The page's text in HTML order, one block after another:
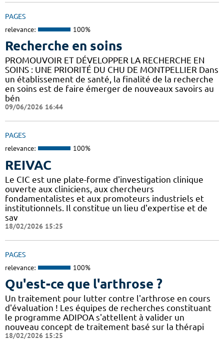
PAGES
relevance: 100%
Recherche en soins
PROMOUVOIR ET DÉVELOPPER LA RECHERCHE EN
SOINS : UNE PRIORITÉ DU CHU DE MONTPELLIER Dans
un établissement de santé, la finalité de la recherche
en soins est de faire émerger de nouveaux savoirs au
bén
09/06/2026 16:44
PAGES
relevance: 100%
REIVAC
Le CIC est une plate-forme d'investigation clinique
ouverte aux cliniciens, aux chercheurs
fondamentalistes et aux promoteurs industriels et
institutionnels. Il constitue un lieu d'expertise et de
sav
18/02/2026 15:25
PAGES
relevance: 100%
Qu'est-ce que l'arthrose ?
Un traitement pour lutter contre l'arthrose en cours
d'évaluation ! Les équipes de recherches constituant
le programme ADIPOA s'attellent à valider un
nouveau concept de traitement basé sur la thérapi
18/02/2026 15:25